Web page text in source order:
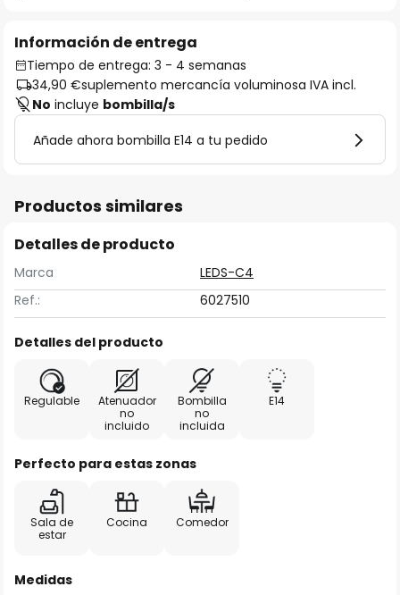
Información de entrega
Tiempo de entrega: 3 - 4 semanas
34,90 €suplemento mercancía voluminosa IVA incl.
No incluye bombilla/s
Añade ahora bombilla E14 a tu pedido
Productos similares
Detalles de producto
Marca
LEDS-C4
Ref.:
6027510
Detalles del producto
Regulable
Atenuador
no
incluido
Bombilla
no
incluida
E14
Perfecto para estas zonas
Sala de
estar
Cocina Comedor
Medidas